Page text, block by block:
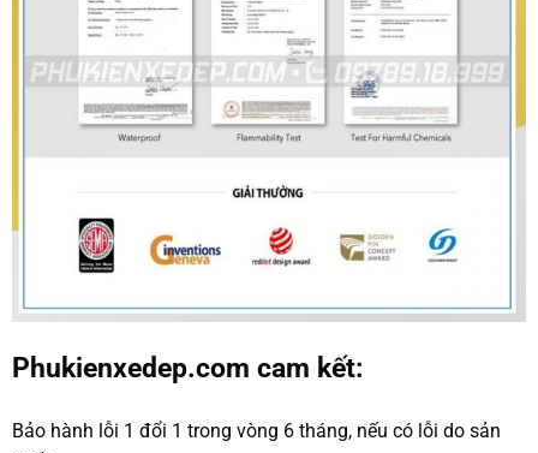
Phukienxedep.com cam kết:
Bảo hành lỗi 1 đổi 1 trong vòng 6 tháng, nếu có lỗi do sản